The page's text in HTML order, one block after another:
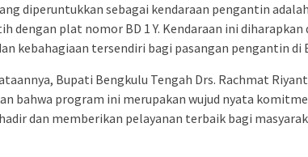
diperuntukkan sebagai kendaraan pengantin
dengan plat nomor BD 1 Y. Kendaraan ini
kebahagiaan tersendiri bagi pasangan pengantin di
Bupati Bengkulu Tengah Drs. Rachmat
bahwa program ini merupakan wujud nyata
dan memberikan pelayanan terbaik bagi